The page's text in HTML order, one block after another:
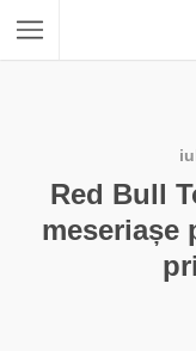
Red Bull
meseriașe